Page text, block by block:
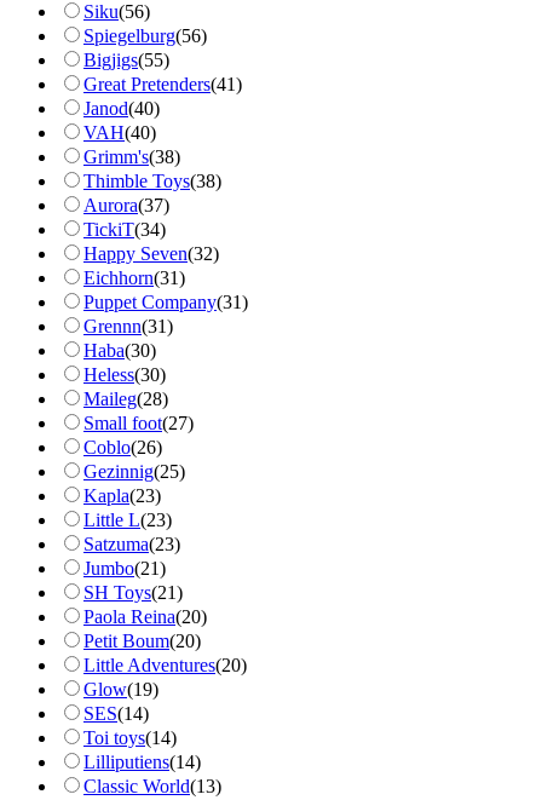
Siku(56)
Spiegelburg(56)
Bigjigs(55)
Great Pretenders(41)
Janod(40)
VAH(40)
Grimm's(38)
Thimble Toys(38)
Aurora(37)
TickiT(34)
Happy Seven(32)
Eichhorn(31)
Puppet Company(31)
Grennn(31)
Haba(30)
Heless(30)
Maileg(28)
Small foot(27)
Coblo(26)
Gezinnig(25)
Kapla(23)
Little L(23)
Satzuma(23)
Jumbo(21)
SH Toys(21)
Paola Reina(20)
Petit Boum(20)
Little Adventures(20)
Glow(19)
SES(14)
Toi toys(14)
Lilliputiens(14)
Classic World(13)